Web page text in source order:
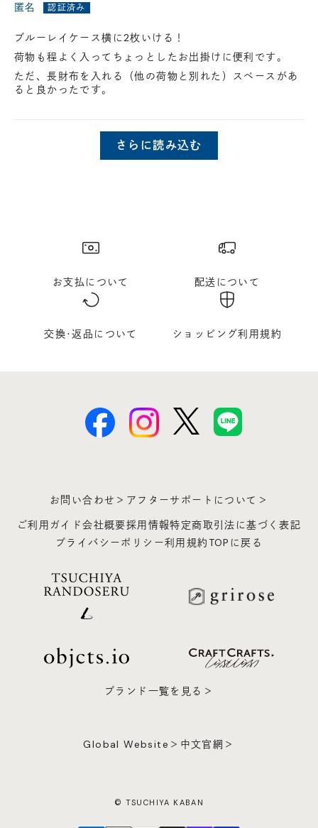
匿名
ブルーレイケース横に2枚いける！
荷物も程よく入ってちょっとしたお出掛けに便利です。
ただ、長財布を入れる（他の荷物と別れた）スペースがあ
ると良かったです。
さらに読み込む
お支払について 配送について
交換･返品について ショッピング利用規約
お問い合わせ＞ アフターサポートについて＞
ご利用ガイド会社概要採用情報特定商取引法に基づく表記
プライバシーポリシー利用規約 TOPに戻る
ブランド一覧を見る＞
Global Website＞ 中文官網＞
© TSUCHIYA KABAN